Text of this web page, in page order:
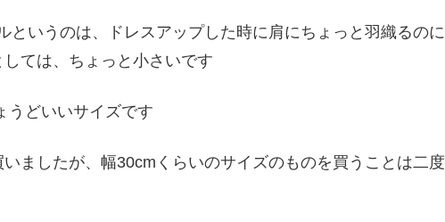
というのは、ドレスアップした時に肩にちょっと羽織るのに
ては、ちょっと小さいです
うどいいサイズです
ましたが、幅30cmくらいのサイズのものを買うことは二度